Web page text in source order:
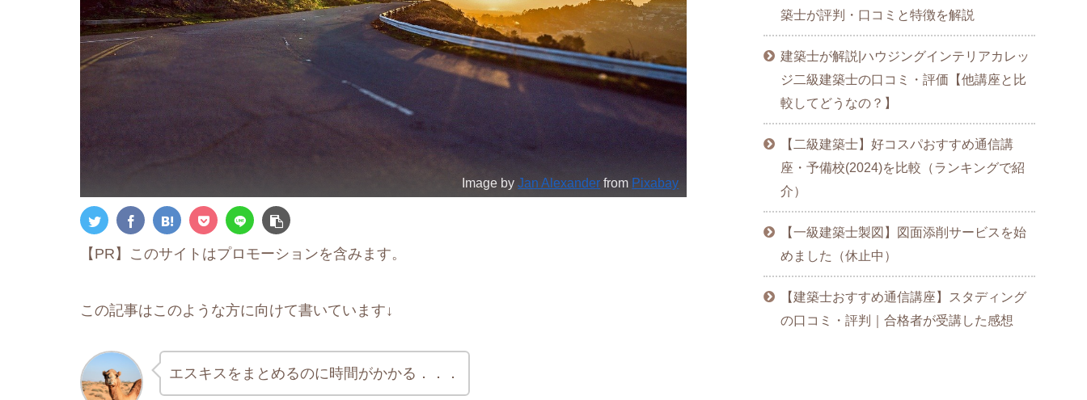
Image byJan Alexander from Pixabay
【PR】このサイトはプロモーションを含みます。
この記事はこのような方に向けて書いています↓
エスキスをまとめるのに時間がかかる．．．
築士が評判・口コミと特徴を解説
建築士が解説|ハウジングインテリアカレッ
ジ二級建築士の口コミ・評価【他講座と比
較してどうなの？】
【二級建築士】好コスパおすすめ通信講
座・予備校(2024)を比較（ランキングで紹
介）
【一級建築士製図】図面添削サービスを始
めました（休止中）
【建築士おすすめ通信講座】スタディング
の口コミ・評判｜合格者が受講した感想